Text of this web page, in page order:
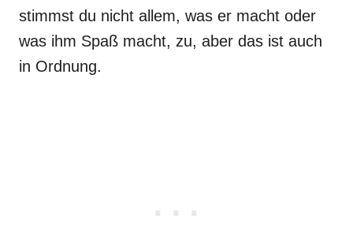
stimmst du nicht allem, was er macht oder
was ihm Spaß macht, zu, aber das ist auch
in Ordnung.